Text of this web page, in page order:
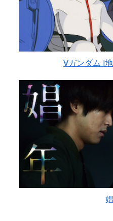
∀ガンダム I